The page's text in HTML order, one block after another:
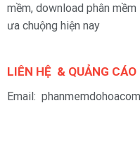
mềm, download phân
ưa chuộng hiện nay
LIÊN HỆ & QUẢNG CÁO
Email: